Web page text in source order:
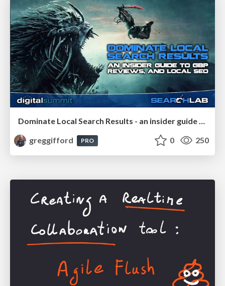
Dominate Local Search Results - an insider guide to GBP, reviews, and Local SEO
greggifford
PRO 0 250